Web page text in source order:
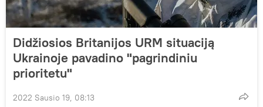
Didžiosios Britanijos URM situaciją
Ukrainoje pavadino "pagrindiniu
prioritetu"
2022 Sausio 19, 08:13